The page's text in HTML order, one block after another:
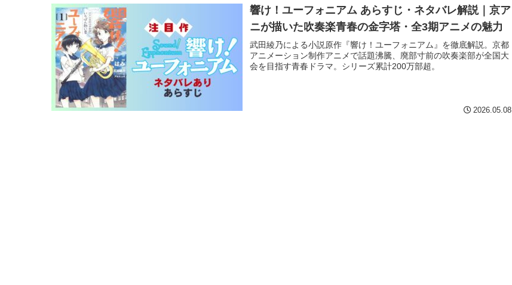
響け！ユーフォニアム あらすじ・ネタバレ解説｜京ア
ニが描いた吹奏楽青春の金字塔・全3期アニメの魅力
武田綾乃による小説原作『響け！ユーフォニアム』を徹底解説。京都
アニメーション制作アニメで話題沸騰、廃部寸前の吹奏楽部が全国大
会を目指す青春ドラマ。シリーズ累計200万部超。
2026.05.08